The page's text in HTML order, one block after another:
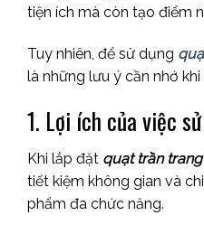
tiện ích mà còn tạo điểm
Tuy nhiên, để sử dụng
là những lưu ý cần nhớ
1. Lợi ích của việc
Khi lắp đặt quạt trần
tiết kiệm không gian và
phẩm đa chức năng.